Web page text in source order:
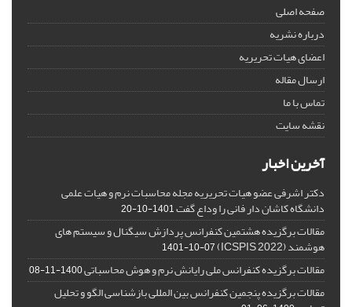
صفحه اصلی
درباره نشریه
اعضای هیات تحریریه
ارسال مقاله
تماس با ما
نقشه سایت
آخرین اخبار
دکتر اشرفی عضو هیات تحریریه مجله محاسبات نرم و هیات علمی
دانشگاه کاشان دار فانی را وداع گفت1401-10-20
مقالات برگزیده هشتمین کنفرانس پردازش سیگنال و سیستم های
هوشمند (ICSPIS 2022) 1401-10-07
مقالات برگزیده کنفرانس ملی رایانش نرم و هوش محاسباتی1400-11-08
مقالات برگزیده پنجمین کنفرانس بین المللی بازشناسی الگو و تحلیل